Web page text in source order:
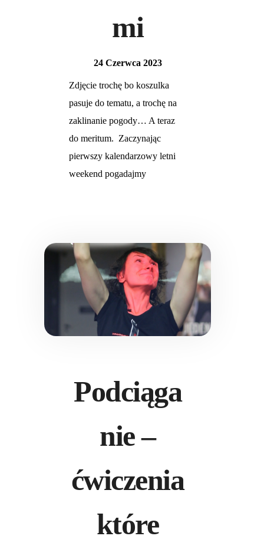
mi
24 Czerwca 2023
Zdjęcie trochę bo koszulka
pasuje do tematu, a trochę na
zaklinanie pogody… A teraz
do meritum. Zaczynając
pierwszy kalendarzowy letni
weekend pogadajmy
Podciąga
nie –
ćwiczenia
które